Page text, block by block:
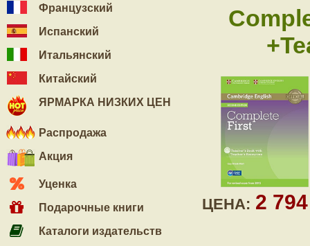
Французский
Испанский
Итальянский
Китайский
ЯРМАРКА НИЗКИХ ЦЕН
Распродажа
Акция
Уценка
Подарочные книги
Каталоги издательств
ЦЕНА: 2